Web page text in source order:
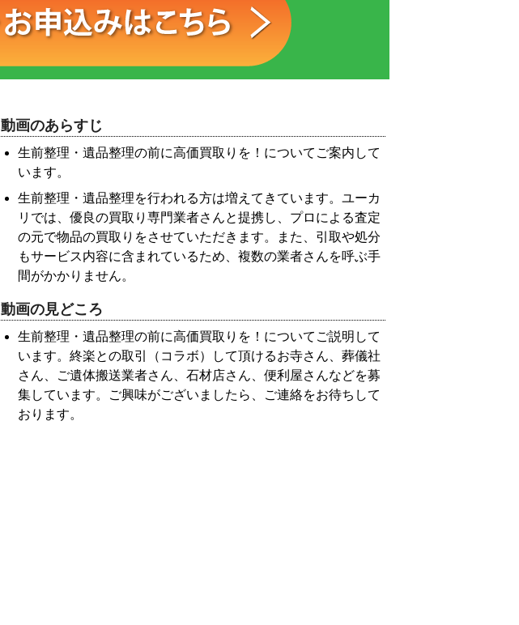
動画のあらすじ
生前整理・遺品整理の前に高価買取りを！についてご案内して
います。
生前整理・遺品整理を行われる方は増えてきています。ユーカ
リでは、優良の買取り専門業者さんと提携し、プロによる査定
の元で物品の買取りをさせていただきます。また、引取や処分
もサービス内容に含まれているため、複数の業者さんを呼ぶ手
間がかかりません。
動画の見どころ
生前整理・遺品整理の前に高価買取りを！についてご説明して
います。終楽との取引（コラボ）して頂けるお寺さん、葬儀社
さん、ご遺体搬送業者さん、石材店さん、便利屋さんなどを募
集しています。ご興味がございましたら、ご連絡をお待ちして
おります。